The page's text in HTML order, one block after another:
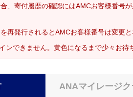
、寄付履歴の確認にはAMCお客様番号
再発行されるとAMCお客様番号は変更と
ンできません。黄色になるまで少々お待
ANAマイレージ